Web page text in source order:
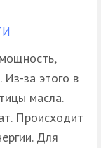
за этого в
масла.
Происходит
Для